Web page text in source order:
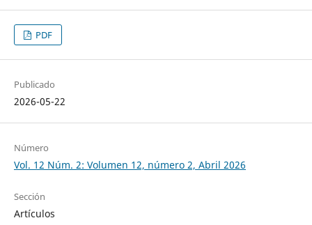
PDF
Publicado
2026-05-22
Número
Vol. 12 Núm. 2: Volumen 12, número 2, Abril 2026
Sección
Artículos